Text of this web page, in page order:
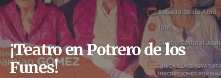
¡Teatro en Potrero de los
Funes!